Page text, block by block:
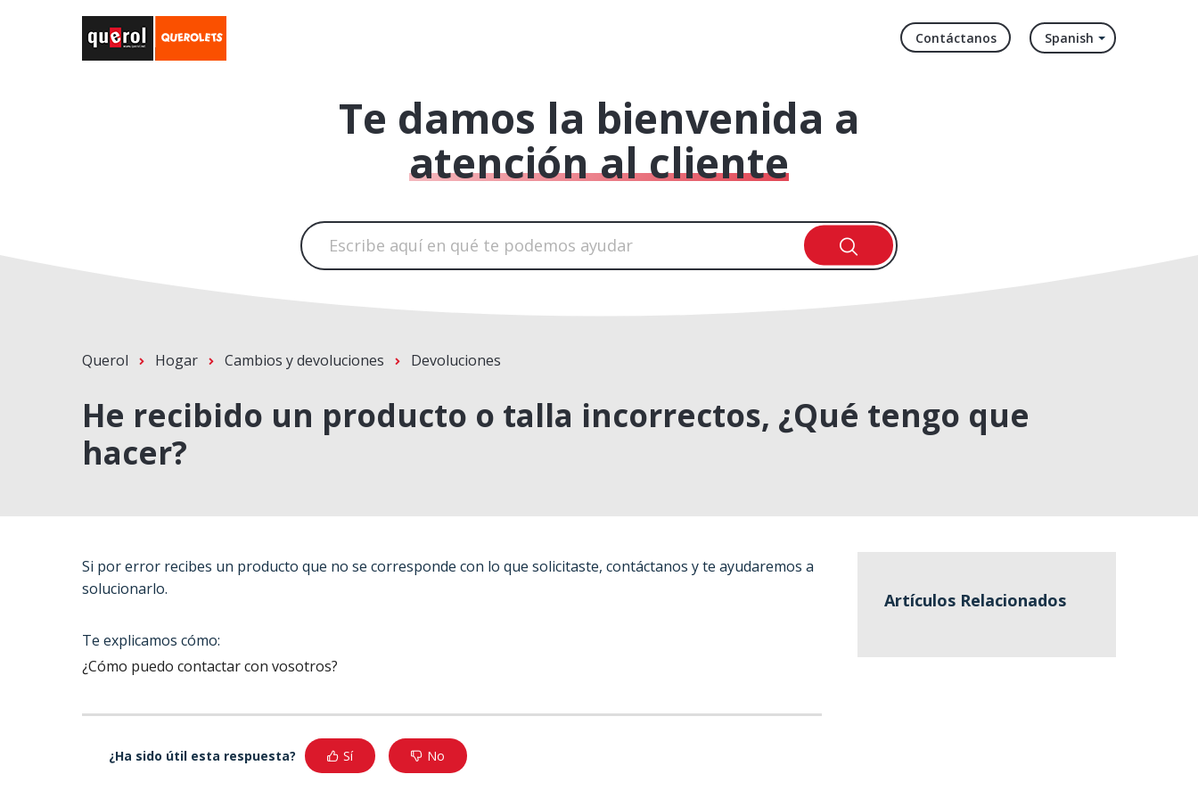
Contáctanos Spanish
Te damos la bienvenida a
atención al cliente
Querol Hogar Cambios y devoluciones Devoluciones
He recibido un producto o talla incorrectos, ¿Qué tengo que
hacer?
Si por error recibes un producto que no se corresponde con lo que solicitaste, contáctanos y te ayudaremos a
solucionarlo.
Te explicamos cómo:
¿Cómo puedo contactar con vosotros?
¿Ha sido útil esta respuesta? Sí No
Artículos Relacionados